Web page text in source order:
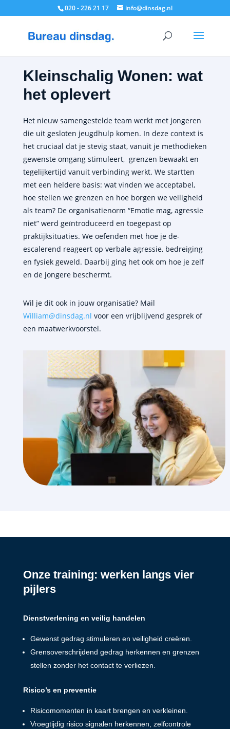
020 - 226 21 17 info@dinsdag.nl
Kleinschalig Wonen: wat
het oplevert
Het nieuw samengestelde team werkt met jongeren
die uit gesloten jeugdhulp komen. In deze context is
het cruciaal dat je stevig staat, vanuit je methodieken
gewenste omgang stimuleert, grenzen bewaakt en
tegelijkertijd vanuit verbinding werkt. We startten
met een heldere basis: wat vinden we acceptabel,
hoe stellen we grenzen en hoe borgen we veiligheid
als team? De organisatienorm “Emotie mag, agressie
niet” werd geïntroduceerd en toegepast op
praktijksituaties. We oefenden met hoe je de-
escalerend reageert op verbale agressie, bedreiging
en fysiek geweld. Daarbij ging het ook om hoe je zelf
en de jongere beschermt.
Wil je dit ook in jouw organisatie? Mail
William@dinsdag.nl voor een vrijblijvend gesprek of
een maatwerkvoorstel.
Onze training: werken langs vier
pijlers
Dienstverlening en veilig handelen
Gewenst gedrag stimuleren en veiligheid creëren.
Grensoverschrijdend gedrag herkennen en grenzen
stellen zonder het contact te verliezen.
Risico’s en preventie
Risicomomenten in kaart brengen en verkleinen.
Vroegtijdig risico signalen herkennen, zelfcontrole